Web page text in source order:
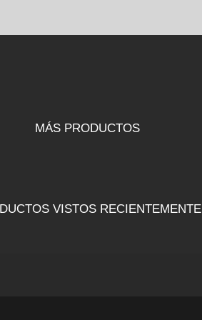
MÁS PRODUCTOS
VISTOS RECIENTEMENTE